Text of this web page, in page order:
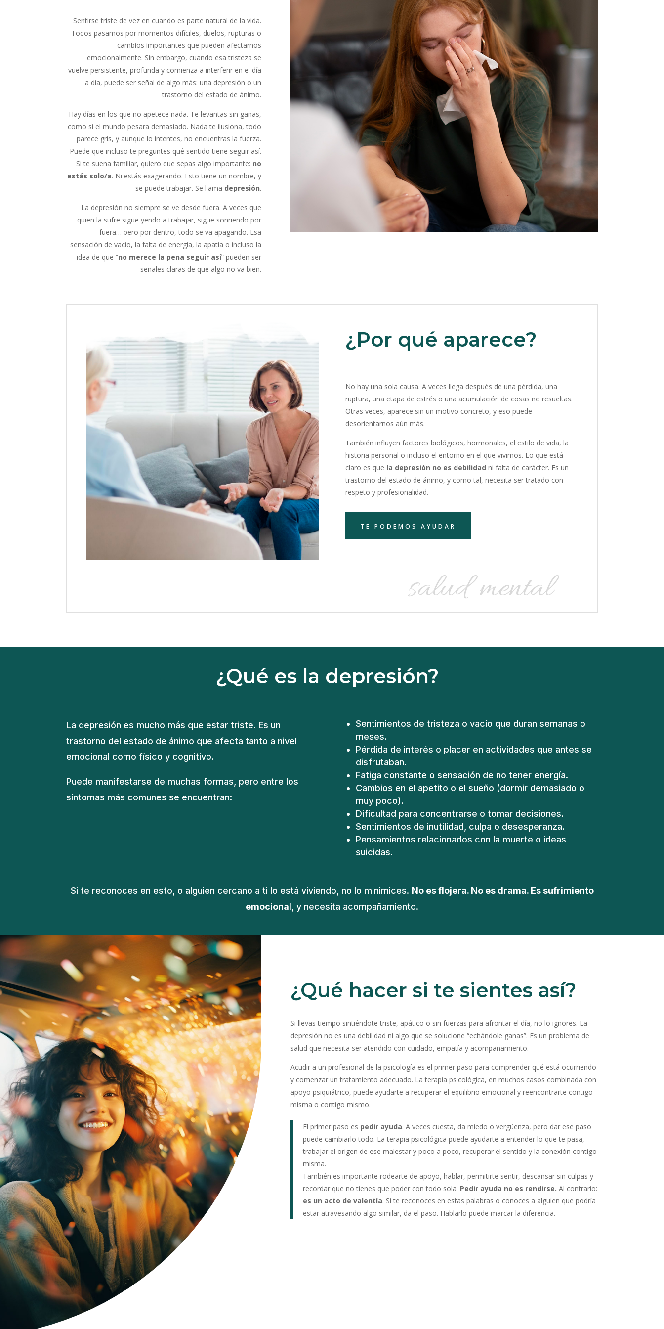
Sentirse triste de vez en cuando es parte natural de la vida.
Todos pasamos por momentos difíciles, duelos, rupturas o
cambios importantes que pueden afectarnos
emocionalmente. Sin embargo, cuando esa tristeza se
vuelve persistente, profunda y comienza a interferir en el día
a día, puede ser señal de algo más: una depresión o un
trastorno del estado de ánimo.
Hay días en los que no apetece nada. Te levantas sin ganas,
como si el mundo pesara demasiado. Nada te ilusiona, todo
parece gris, y aunque lo intentes, no encuentras la fuerza.
Puede que incluso te preguntes qué sentido tiene seguir así.
Si te suena familiar, quiero que sepas algo importante: no
estás solo/a. Ni estás exagerando. Esto tiene un nombre, y
se puede trabajar. Se llama depresión.
La depresión no siempre se ve desde fuera. A veces que
quien la sufre sigue yendo a trabajar, sigue sonriendo por
fuera… pero por dentro, todo se va apagando. Esa
sensación de vacío, la falta de energía, la apatía o incluso la
idea de que “no merece la pena seguir así” pueden ser
señales claras de que algo no va bien.
¿Por qué aparece?
No hay una sola causa. A veces llega después de una pérdida, una
ruptura, una etapa de estrés o una acumulación de cosas no resueltas.
Otras veces, aparece sin un motivo concreto, y eso puede
desorientarnos aún más.
También influyen factores biológicos, hormonales, el estilo de vida, la
historia personal o incluso el entorno en el que vivimos. Lo que está
claro es que la depresión no es debilidad ni falta de carácter. Es un
trastorno del estado de ánimo, y como tal, necesita ser tratado con
respeto y profesionalidad.
TE PODEMOS AYUDAR
salud mental
¿Qué es la depresión?
La depresión es mucho más que estar triste. Es un
trastorno del estado de ánimo que afecta tanto a nivel
emocional como físico y cognitivo.
Puede manifestarse de muchas formas, pero entre los
síntomas más comunes se encuentran:
Sentimientos de tristeza o vacío que duran semanas o
meses.
Pérdida de interés o placer en actividades que antes se
disfrutaban.
Fatiga constante o sensación de no tener energía.
Cambios en el apetito o el sueño (dormir demasiado o
muy poco).
Dificultad para concentrarse o tomar decisiones.
Sentimientos de inutilidad, culpa o desesperanza.
Pensamientos relacionados con la muerte o ideas
suicidas.
Si te reconoces en esto, o alguien cercano a ti lo está viviendo, no lo minimices. No es flojera. No es drama. Es sufrimiento
emocional , y necesita acompañamiento.
¿Qué hacer si te sientes así?
Si llevas tiempo sintiéndote triste, apático o sin fuerzas para afrontar el día, no lo ignores. La
depresión no es una debilidad ni algo que se solucione “echándole ganas”. Es un problema de
salud que necesita ser atendido con cuidado, empatía y acompañamiento.
Acudir a un profesional de la psicología es el primer paso para comprender qué está ocurriendo
y comenzar un tratamiento adecuado. La terapia psicológica, en muchos casos combinada con
apoyo psiquiátrico, puede ayudarte a recuperar el equilibrio emocional y reencontrarte contigo
misma o contigo mismo.
El primer paso es pedir ayuda. A veces cuesta, da miedo o vergüenza, pero dar ese paso
puede cambiarlo todo. La terapia psicológica puede ayudarte a entender lo que te pasa,
trabajar el origen de ese malestar y poco a poco, recuperar el sentido y la conexión contigo
misma.
También es importante rodearte de apoyo, hablar, permitirte sentir, descansar sin culpas y
recordar que no tienes que poder con todo sola. Pedir ayuda no es rendirse. Al contrario:
es un acto de valentía. Si te reconoces en estas palabras o conoces a alguien que podría
estar atravesando algo similar, da el paso. Hablarlo puede marcar la diferencia.